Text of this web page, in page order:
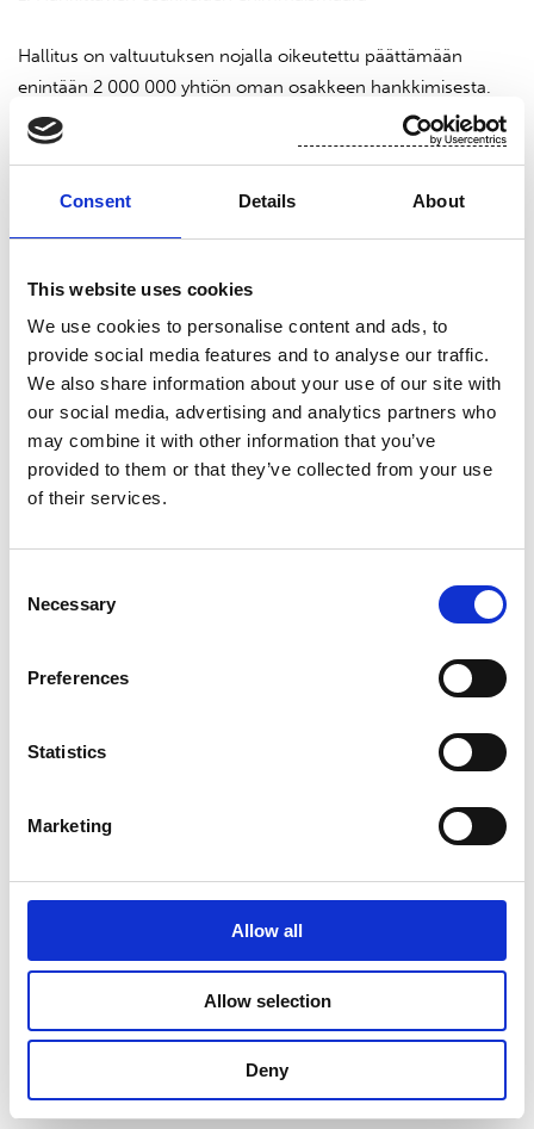
Consent Details About
This website uses cookies
We use cookies to personalise content and ads, to
provide social media features and to analyse our traffic.
We also share information about your use of our site with
our social media, advertising and analytics partners who
may combine it with other information that you’ve
provided to them or that they’ve collected from your use
of their services.
Selection
Necessary
Preferences
Statistics
Marketing
Allow all
Allow selection
Deny
Hallitus on valtuutuksen nojalla oikeutettu päättämään
enintään 2 000 000 yhtiön oman osakkeen hankkimisesta.
2. Suunnattu hankkiminen ja osakkeista maksettava vastike
Omat osakkeet hankitaan muutoin kuin osakkeenomistajien
omistamien osakkeiden suhteessa yhtiön vapaalla omalla
järjestämässä kaupankäynnissä.
Osakkeet hankitaan ja maksetaan NASDAQ OMX Helsinki
Oy:n ja Euroclear Finland Oy:n sääntöjen mukaisesti.
3. Osakkeiden pitäminen, mitätöiminen ja luovutus
Osakkeita hankitaan käytettäväksi yhtiön osakepohjaisiin
kannustinjärjestelmiin, hallituksen jäsenyyspalkkioiden
maksamiseksi, vastikkeena liiketoimintaan liittyvissä
tai mitätöitäviksi.
liittyvistä ehdoista.
16. Kokouksen päättäminen
Edellä mainitut yhtiökokouksen asialistalla olevat